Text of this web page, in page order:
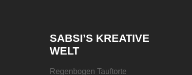
SABSI’S KREATIVE
WELT
Regenbogen Tauftorte